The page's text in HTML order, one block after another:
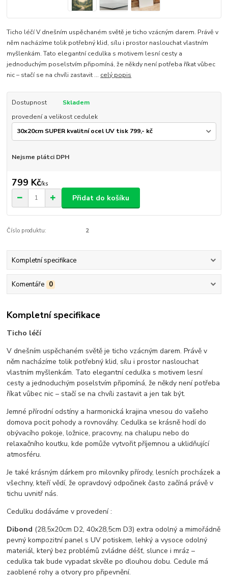
Ticho léčí V dnešním uspěchaném světě je ticho vzácným darem. Právě v
něm nacházíme tolik potřebný klid, sílu i prostor naslouchat vlastním
myšlenkám. Tato elegantní cedulka s motivem lesní cesty a
jednoduchým poselstvím připomíná, že někdy není potřeba říkat vůbec
nic – stačí se na chvíli zastavit ... celý popis
Dostupnost
Skladem
provedení a velikost cedulek
Nejsme plátci DPH
799 Kč/ks
Přidat do košíku
Číslo produktu: 2
Kompletní specifikace
Komentáře 0
Kompletní specifikace
Ticho léčí
V dnešním uspěchaném světě je ticho vzácným darem. Právě v
něm nacházíme tolik potřebný klid, sílu i prostor naslouchat
vlastním myšlenkám. Tato elegantní cedulka s motivem lesní
cesty a jednoduchým poselstvím připomíná, že někdy není potřeba
říkat vůbec nic – stačí se na chvíli zastavit a jen tak být.
Jemné přírodní odstíny a harmonická krajina vnesou do vašeho
domova pocit pohody a rovnováhy. Cedulka se krásně hodí do
obývacího pokoje, ložnice, pracovny, na chalupu nebo do
relaxačního koutku, kde pomůže vytvořit příjemnou a uklidňující
atmosféru.
Je také krásným dárkem pro milovníky přírody, lesních procházek a
všechny, kteří vědí, že opravdový odpočinek často začíná právě v
tichu uvnitř nás.
Cedulku dodáváme v provedení :
Dibond (28,5x20cm D2, 40x28,5cm D3) extra odolný a mimořádně
pevný kompozitní panel s UV potiskem, lehký a vysoce odolný
materiál, který bez problémů zvládne déšť, slunce i mráz –
cedulka tak bude vypadat skvěle po dlouhou dobu. Cedule má
zaoblené rohy a otvory pro připevnění.